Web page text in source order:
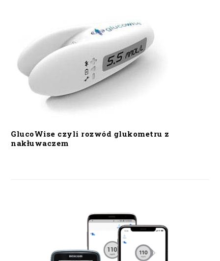
GlucoWise czyli rozwód glukometru z
nakłuwaczem